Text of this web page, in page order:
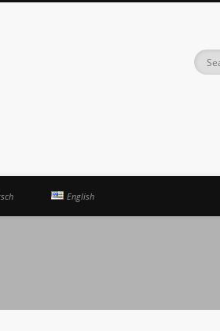
English